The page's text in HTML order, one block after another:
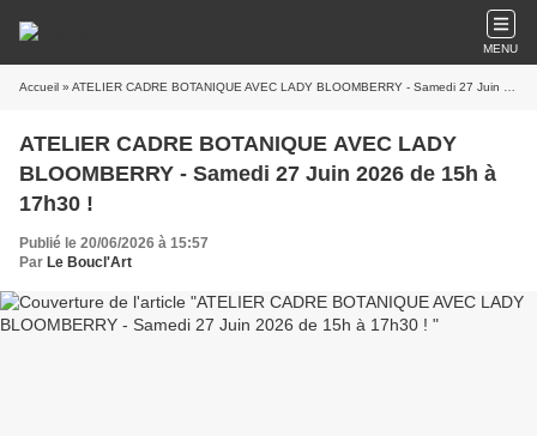
MENU
Accueil » ATELIER CADRE BOTANIQUE AVEC LADY BLOOMBERRY - Samedi 27 Juin 2026 de 15h à 17h30 !
ATELIER CADRE BOTANIQUE AVEC LADY
BLOOMBERRY - Samedi 27 Juin 2026 de 15h à
17h30 !
Publié le 20/06/2026 à 15:57
Par Le Boucl'Art